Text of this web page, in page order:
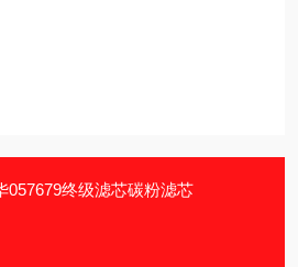
057679终级滤芯碳粉滤芯